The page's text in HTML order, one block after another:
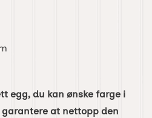
egg, du kan ønske farge i
garantere at nettopp den